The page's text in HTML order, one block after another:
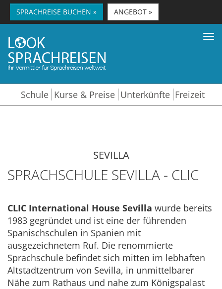
SPRACHREISE BUCHEN » ANGEBOT »
Schule Kurse & Preise Unterkünfte Freizeit
SEVILLA
SPRACHSCHULE SEVILLA - CLIC
CLIC International House Sevilla wurde bereits
1983 gegründet und ist eine der führenden
Spanischschulen in Spanien mit
ausgezeichnetem Ruf. Die renommierte
Sprachschule befindet sich mitten im lebhaften
Altstadtzentrum von Sevilla, in unmittelbarer
Nähe zum Rathaus und nahe zum Königspalast